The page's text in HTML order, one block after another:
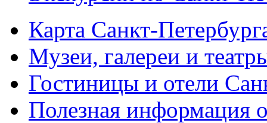
Карта Санкт-
Музеи, галереи и
Гостиницы и отели
Полезная информация